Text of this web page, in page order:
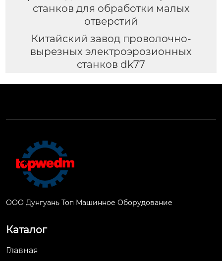
станков для обработки малых
отверстий
Китайский завод проволочно-
вырезных электроэрозионных
станков dk77
ООО Дунгуань Топ Машинное Оборудование
Каталог
Главная